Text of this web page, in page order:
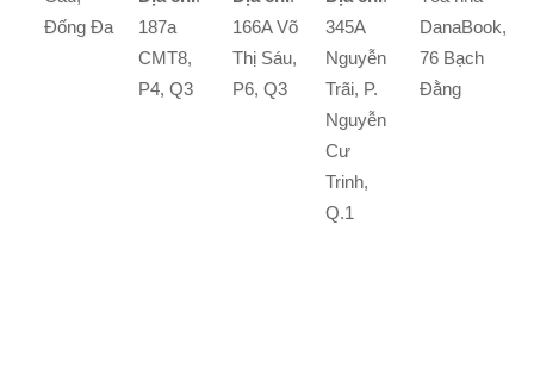
Đống Đa
187a
CMT8,
P4, Q3
166A Võ
Thị Sáu,
P6, Q3
345A
Nguyễn
Trãi, P.
Nguyễn
Cư
Trinh,
Q.1
DanaBook,
76 Bạch
Đằng